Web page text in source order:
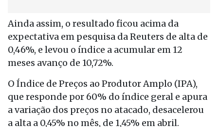
Ainda assim, o resultado ficou acima da
expectativa em pesquisa da Reuters de alta de
0,46%, e levou o índice a acumular em 12
meses avanço de 10,72%.
O Índice de Preços ao Produtor Amplo (IPA),
que responde por 60% do índice geral e apura
a variação dos preços no atacado, desacelerou
a alta a 0,45% no mês, de 1,45% em abril.